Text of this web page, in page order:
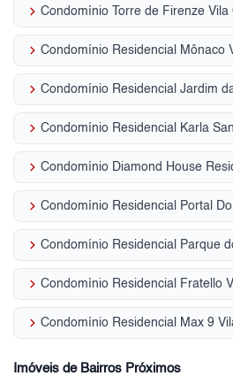
keyboard_arrow_right Condomínio Torre de Firenze Vila
keyboard_arrow_right Condomínio Residencial Mônaco
keyboard_arrow_right
keyboard_arrow_right Condomínio Residencial Karla
keyboard_arrow_right
keyboard_arrow_right Condomínio Residencial Portal
keyboard_arrow_right
keyboard_arrow_right Condomínio Residencial Fratello
keyboard_arrow_right Condomínio Residencial Max 9
Imóveis de Bairros Próximos